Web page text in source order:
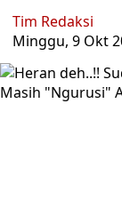
Tim Redaksi
Minggu, 9 Okt